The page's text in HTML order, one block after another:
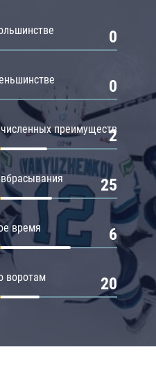
0
0
преимуществ
2
25
время 6
воротам 20